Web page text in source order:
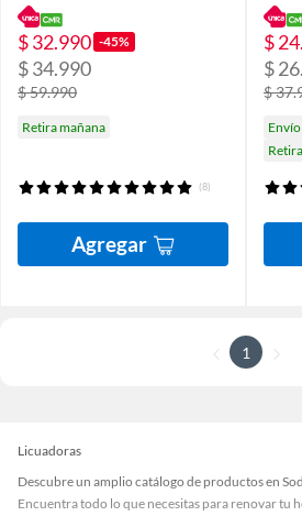
$ 32.990 -45%
$ 34.990
$ 59.990
Retira mañana
(8)
Agregar
$
$
$
Envío
1
Licuadoras
Descubre un amplio catálogo de productos en
Encuentra todo lo que necesitas para renovar tu